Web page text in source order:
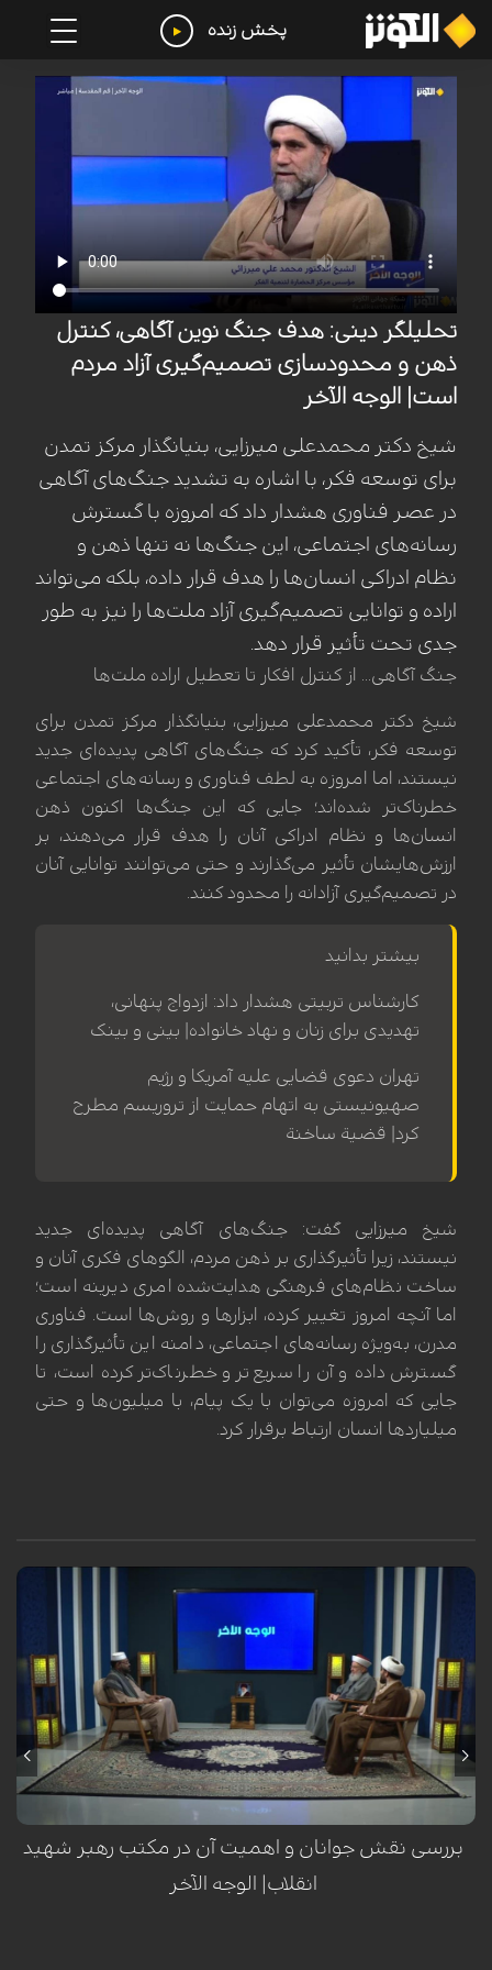
پخش زنده
تحلیلگر دینی: هدف جنگ نوین آگاهی، کنترل
ذهن و محدودسازی تصمیم‌گیری آزاد مردم
است| الوجه الآخر
شیخ دکتر محمدعلی میرزایی، بنیانگذار مرکز تمدن
برای توسعه فکر، با اشاره به تشدید جنگ‌های آگاهی
در عصر فناوری هشدار داد که امروزه با گسترش
رسانه‌های اجتماعی، این جنگ‌ها نه تنها ذهن و
نظام ادراکی انسان‌ها را هدف قرار داده، بلکه می‌تواند
اراده و توانایی تصمیم‌گیری آزاد ملت‌ها را نیز به طور
جدی تحت تأثیر قرار دهد.
جنگ‌ آگاهی... از کنترل افکار تا تعطیل اراده ملت‌ها
شیخ دکتر محمدعلی میرزایی، بنیانگذار مرکز تمدن برای
توسعه فکر، تأکید کرد که جنگ‌های آگاهی پدیده‌ای جدید
نیستند، اما امروزه به لطف فناوری و رسانه‌های اجتماعی
خطرناک‌تر شده‌اند؛ جایی که این جنگ‌ها اکنون ذهن
انسان‌ها و نظام ادراکی آنان را هدف قرار می‌دهند، بر
ارزش‌هایشان تأثیر می‌گذارند و حتی می‌توانند توانایی آنان
در تصمیم‌گیری آزادانه را محدود کنند.
بیشتر بدانید
کارشناس تربیتی هشدار داد: ازدواج پنهانی،
تهدیدی برای زنان و نهاد خانواده| بینی و بینک
تهران دعوی قضایی علیه آمریکا و رژیم
صهیونیستی به اتهام حمایت از تروریسم مطرح
کرد| قضیة ساخنة
شیخ میرزایی گفت: جنگ‌های آگاهی پدیده‌ای جدید
نیستند، زیرا تأثیرگذاری بر ذهن مردم، الگوهای فکری آنان و
ساخت نظام‌های فرهنگی هدایت‌شده امری دیرینه است؛
اما آنچه امروز تغییر کرده، ابزارها و روش‌ها است. فناوری
مدرن، به‌ویژه رسانه‌های اجتماعی، دامنه این تأثیرگذاری را
گسترش داده و آن را سریع‌تر و خطرناک‌تر کرده است، تا
جایی که امروزه می‌توان با یک پیام، با میلیون‌ها و حتی
میلیاردها انسان ارتباط برقرار کرد.
بررسی نقش جوانان و اهمیت آن در مکتب رهبر شهید
انقلاب| الوجه الآخر